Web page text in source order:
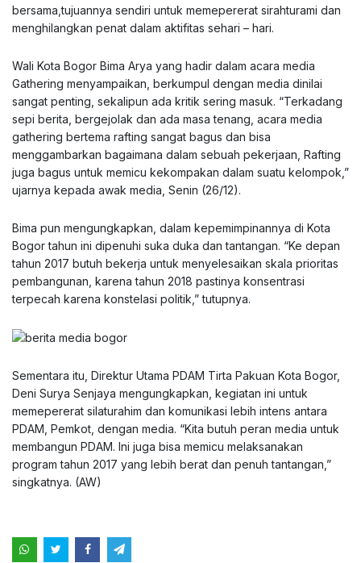
bersama,tujuannya sendiri untuk memepererat sirahturami dan
menghilangkan penat dalam aktifitas sehari – hari.
Wali Kota Bogor Bima Arya yang hadir dalam acara media
Gathering menyampaikan, berkumpul dengan media dinilai
sangat penting, sekalipun ada kritik sering masuk. “Terkadang
sepi berita, bergejolak dan ada masa tenang, acara media
gathering bertema rafting sangat bagus dan bisa
menggambarkan bagaimana dalam sebuah pekerjaan, Rafting
juga bagus untuk memicu kekompakan dalam suatu kelompok,”
ujarnya kepada awak media, Senin (26/12).
Bima pun mengungkapkan, dalam kepemimpinannya di Kota
Bogor tahun ini dipenuhi suka duka dan tantangan. “Ke depan
tahun 2017 butuh bekerja untuk menyelesaikan skala prioritas
pembangunan, karena tahun 2018 pastinya konsentrasi
terpecah karena konstelasi politik,” tutupnya.
Sementara itu, Direktur Utama PDAM Tirta Pakuan Kota Bogor,
Deni Surya Senjaya mengungkapkan, kegiatan ini untuk
memepererat silaturahim dan komunikasi lebih intens antara
PDAM, Pemkot, dengan media. “Kita butuh peran media untuk
membangun PDAM. Ini juga bisa memicu melaksanakan
program tahun 2017 yang lebih berat dan penuh tantangan,”
singkatnya. (AW)